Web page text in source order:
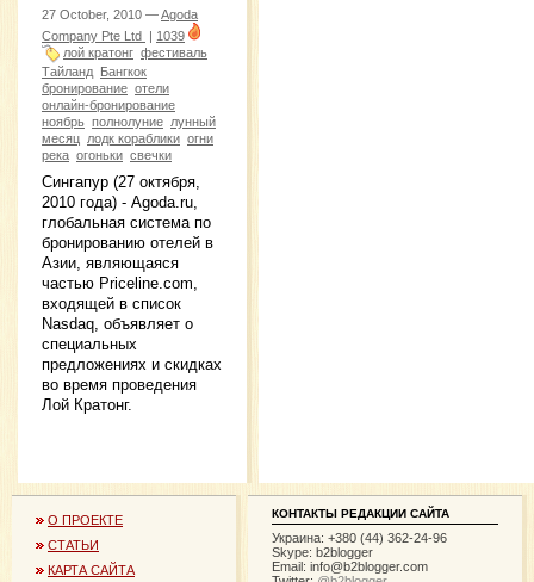
27 October, 2010 —Agoda
Company Pte Ltd | 1039
лой кратонг фестиваль
Тайланд Бангкок
бронирование отели
онлайн-бронирование
ноябрь полнолуние лунный
месяц лодк кораблики огни
река огоньки свечки
Сингапур (27 октября,
2010 года) - Agoda.ru,
глобальная система по
бронированию отелей в
Азии, являющаяся
частью Priceline.com,
входящей в список
Nasdaq, объявляет о
специальных
предложениях и скидках
во время проведения
Лой Кратонг.
О ПРОЕКТЕ
СТАТЬИ
КАРТА САЙТА
КОНТАКТЫ РЕДАКЦИИ САЙТА
Украина: +380 (44) 362-24-96
Skype: b2blogger
Email: info@b2blogger.com